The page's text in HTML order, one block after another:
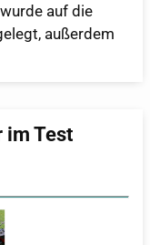
auf die
außerdem
im Test